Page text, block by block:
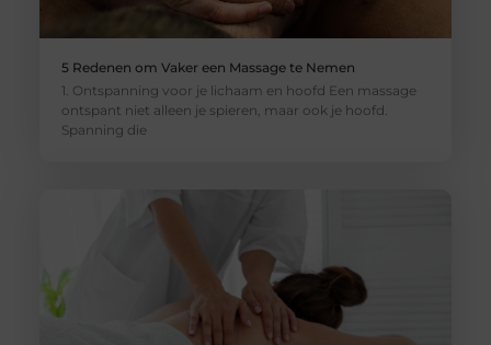
5 Redenen om Vaker een Massage te Nemen
1. Ontspanning voor je lichaam en hoofd Een massage
ontspant niet alleen je spieren, maar ook je hoofd.
Spanning die